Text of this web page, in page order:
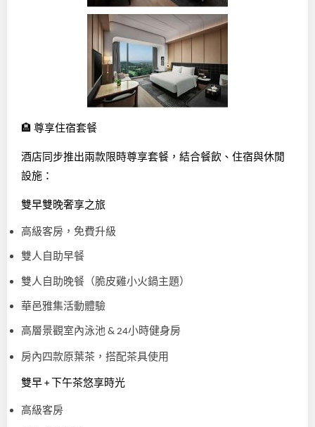
🏨 尊享住宿套餐
酒店同步推出兩款限時尊享套餐，結合餐飲、住宿與休閒
設施：
雙早雙晚奢享之旅
高級客房，免費升級
雙人自助早餐
雙人自助晚餐（脆皮雞小火鍋主題）
華邑雅集活動體驗
高層景觀室內泳池 & 24小時健身房
房內四款原葉茶，搭配茶具使用
雙早 + 下午茶悠享時光
高級客房